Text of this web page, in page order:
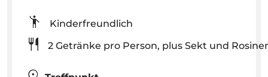
Kinderfreundlich
2 Getränke pro Person, plus Sekt und